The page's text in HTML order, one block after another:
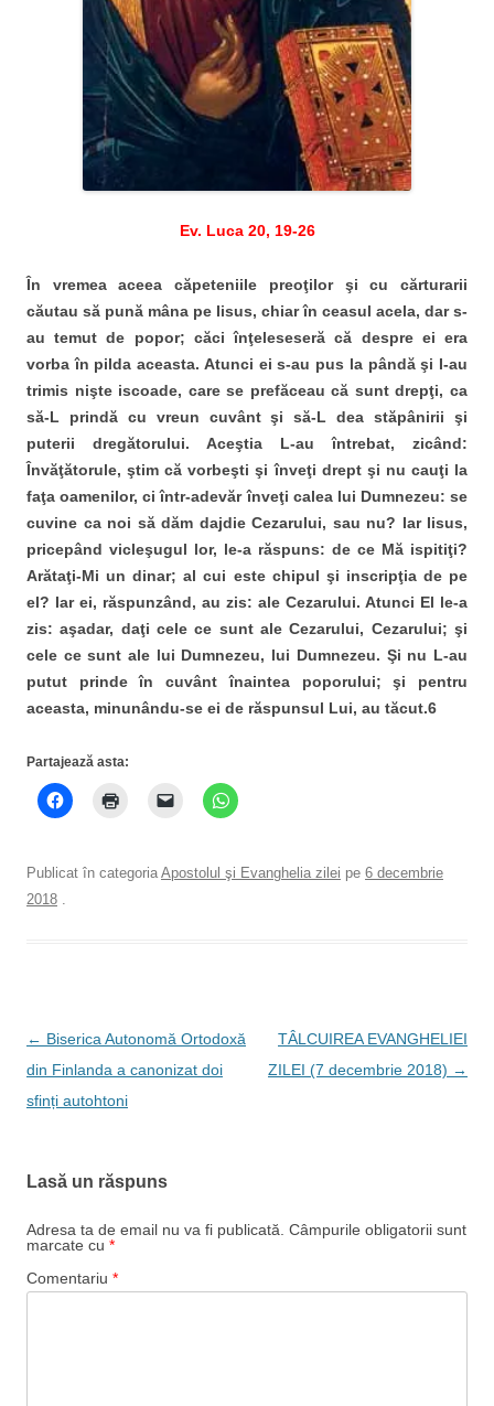
Ev. Luca 20, 19-26
În vremea aceea căpeteniile preoţilor şi cu cărturarii
căutau să pună mâna pe Iisus, chiar în ceasul acela, dar s-
au temut de popor; căci înţeleseseră că despre ei era
vorba în pilda aceasta. Atunci ei s-au pus la pândă şi I-au
trimis nişte iscoade, care se prefăceau că sunt drepţi, ca
să-L prindă cu vreun cuvânt şi să-L dea stăpânirii şi
puterii dregătorului. Aceştia L-au întrebat, zicând:
Învăţătorule, ştim că vorbeşti şi înveţi drept şi nu cauţi la
faţa oamenilor, ci într-adevăr înveţi calea lui Dumnezeu: se
cuvine ca noi să dăm dajdie Cezarului, sau nu? Iar Iisus,
pricepând vicleşugul lor, le-a răspuns: de ce Mă ispitiţi?
Arătaţi-Mi un dinar; al cui este chipul şi inscripţia de pe
el? Iar ei, răspunzând, au zis: ale Cezarului. Atunci El le-a
zis: aşadar, daţi cele ce sunt ale Cezarului, Cezarului; şi
cele ce sunt ale lui Dumnezeu, lui Dumnezeu. Şi nu L-au
putut prinde în cuvânt înaintea poporului; şi pentru
aceasta, minunându-se ei de răspunsul Lui, au tăcut.6
Partajează asta:
Publicat în categoria Apostolul şi Evanghelia zilei pe 6 decembrie
2018 .
Navigare
în
articole
← Biserica Autonomă Ortodoxă
din Finlanda a canonizat doi
sfinți autohtoni
TÂLCUIREA EVANGHELIEI
ZILEI (7 decembrie 2018) →
Lasă un răspuns
Adresa ta de email nu va fi publicată. Câmpurile obligatorii sunt
marcate cu *
Comentariu *